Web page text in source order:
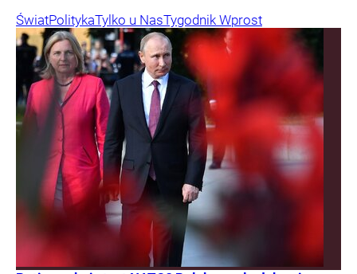
ŚwiatPolitykaTylko u NasTygodnik Wprost